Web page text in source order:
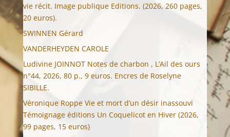
vie récit. Image publique Editions. (2026, 260 pages,
20 euros).
SWINNEN Gérard
VANDERHEYDEN CAROLE
Ludivine JOINNOT Notes de charbon , L’Ail des ours
n°44, 2026, 80 p., 9 euros. Encres de Roselyne
SIBILLE.
Véronique Roppe Vie et mort d’un désir inassouvi
Témoignage éditions Un Coquelicot en Hiver (2026,
99 pages, 15 euros)